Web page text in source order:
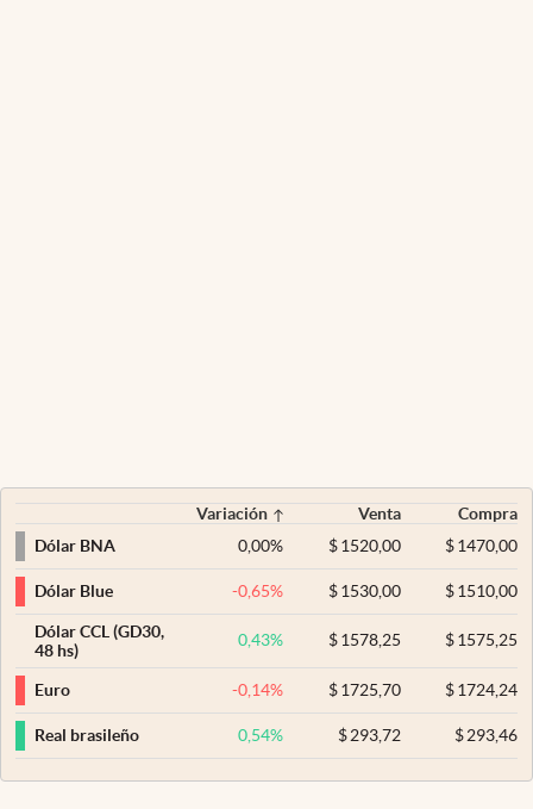
Variación Venta
Compra
Dólar BNA
0,00% $ 1520,00 $1470,00
Dólar Blue -0,65% $ 1530,00 $1510,00
Dólar CCL (GD30,
48 hs)
0,43% $ 1578,25 $1575,25
Euro -0,14% $ 1725,70 $1724,24
Real brasileño 0,54% $ 293,72 $293,46